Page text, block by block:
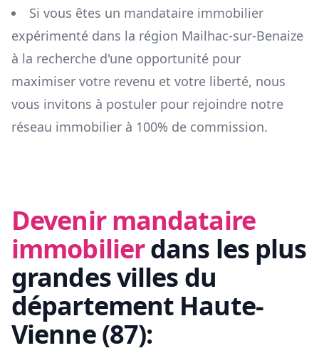
Si vous êtes un mandataire immobilier
expérimenté dans la région Mailhac-sur-Benaize
à la recherche d'une opportunité pour
maximiser votre revenu et votre liberté, nous
vous invitons à postuler pour rejoindre notre
réseau immobilier à 100% de commission.
Devenir mandataire
immobilierdans les plus
grandes villes du
département Haute-
Vienne(87):